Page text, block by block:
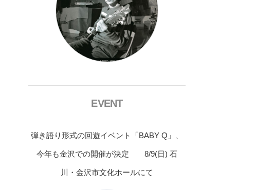
EVENT
弾き語り形式の回遊イベント「BABY Q」、
今年も金沢での開催が決定 8/9(日) 石
川・金沢市文化ホールにて